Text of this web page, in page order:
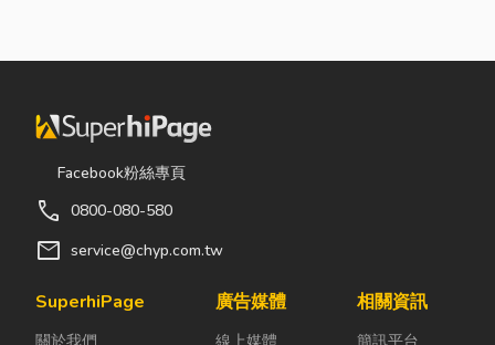
著出貨。但你
許多企業早已
不再靠大量人
力完成包裝工
各種包裝機械
來提升效率。
路購物越來越
公室時，常覺
什麼補什麼」
換來員工抱怨
辦公室空間設
置。 工廠排風
扇｜改善溫度
Facebook粉絲專頁
call 0800-080-580
mail service@chyp.com.tw
SuperhiPage
關於我們
廣告媒體
線上媒體
相關資訊
簡訊平台